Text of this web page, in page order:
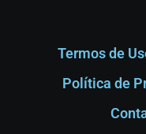
Termos de
Política de